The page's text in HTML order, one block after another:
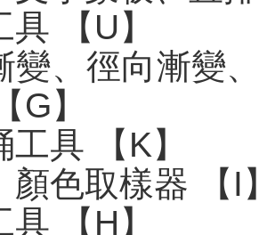
【U】
變、徑向漸變
G】
具 【K】
顏色取樣器 【I
【H】